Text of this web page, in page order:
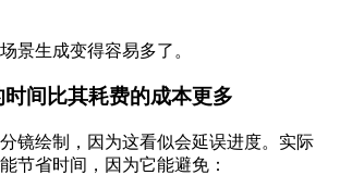
景生成变得容易多了。
间比其耗费的成本更多
镜绘制，因为这看似会延误进度。实际
节省时间，因为它能避免：